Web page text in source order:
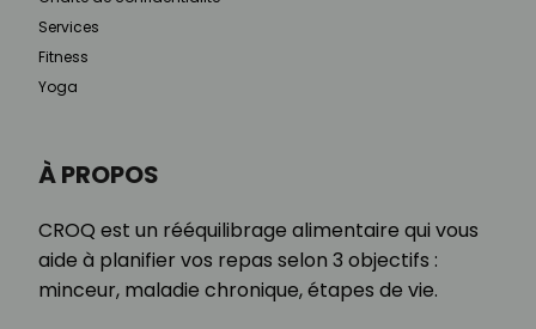
À PROPOS
CROQ est un rééquilibrage alimentaire qui vous
aide à planifier vos repas selon 3 objectifs :
minceur, maladie chronique, étapes de vie.
Services
Fitness
Yoga